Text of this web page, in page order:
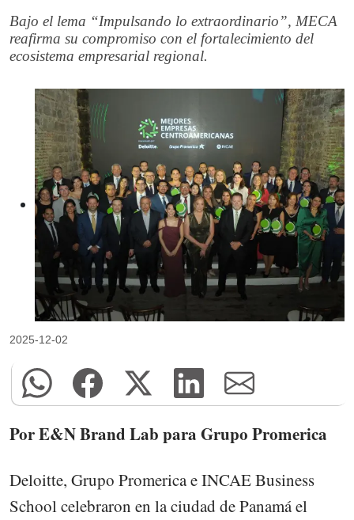
Bajo el lema “Impulsando lo extraordinario”, MECA
reafirma su compromiso con el fortalecimiento del
ecosistema empresarial regional.
2025-12-02
Por E&N Brand Lab para Grupo Promerica
Deloitte, Grupo Promerica e INCAE Business
School celebraron en la ciudad de Panamá el